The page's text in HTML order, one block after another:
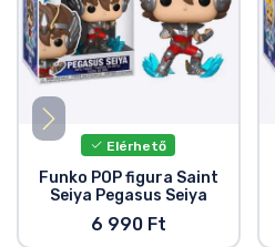
Elérhető
Funko POP figura Saint
Seiya Pegasus Seiya
6 990 Ft